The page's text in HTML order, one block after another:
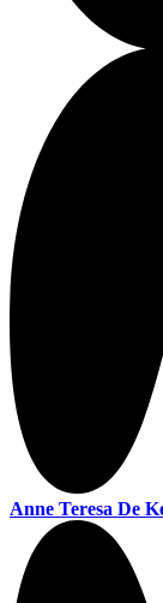
Anne Teresa De